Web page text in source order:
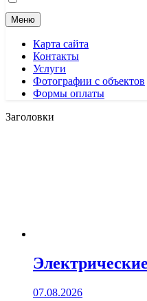
Меню
Карта сайта
Контакты
Услуги
Фотографии с объектов
Формы оплаты
Заголовки
07.08.2026